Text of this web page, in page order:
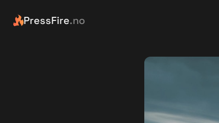
PressFire.no